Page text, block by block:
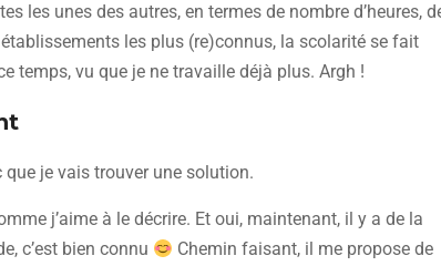
les unes des autres, en termes de nombre d’heures,
les plus (re)connus, la scolarité se fait
temps, vu que je ne travaille déjà plus. Argh !
je vais trouver une solution.
j’aime à le décrire. Et oui, maintenant, il y a de la
c’est bien connu
Chemin faisant, il me propose de